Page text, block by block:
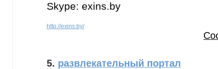
Skype: exins.by
http://exins.by/
5. развлекательный портал